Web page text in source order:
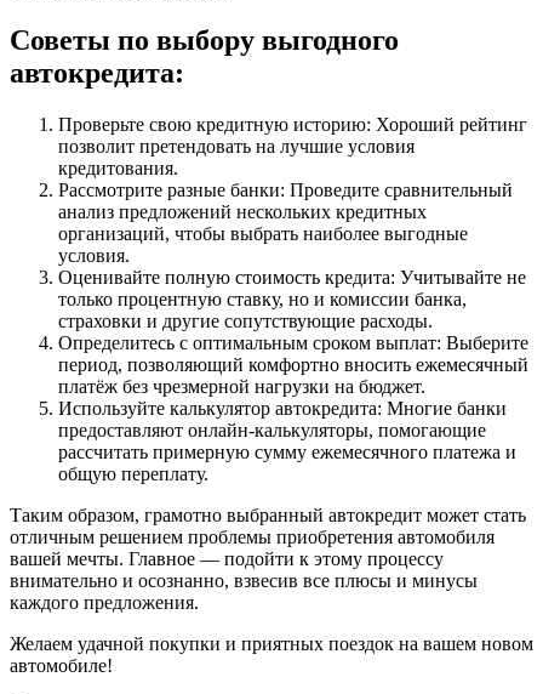
Советы по выбору выгодного
автокредита:
Проверьте свою кредитную историю: Хороший рейтинг
позволит претендовать на лучшие условия
кредитования.
Рассмотрите разные банки: Проведите сравнительный
анализ предложений нескольких кредитных
организаций, чтобы выбрать наиболее выгодные
условия.
Оценивайте полную стоимость кредита: Учитывайте не
только процентную ставку, но и комиссии банка,
страховки и другие сопутствующие расходы.
Определитесь с оптимальным сроком выплат: Выберите
период, позволяющий комфортно вносить ежемесячный
платёж без чрезмерной нагрузки на бюджет.
Используйте калькулятор автокредита: Многие банки
предоставляют онлайн-калькуляторы, помогающие
рассчитать примерную сумму ежемесячного платежа и
общую переплату.
Таким образом, грамотно выбранный автокредит может стать
отличным решением проблемы приобретения автомобиля
вашей мечты. Главное — подойти к этому процессу
внимательно и осознанно, взвесив все плюсы и минусы
каждого предложения.
Желаем удачной покупки и приятных поездок на вашем новом
автомобиле!